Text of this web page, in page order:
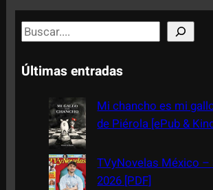
S
e
a
Últimas entradas
Mi chancho es mi
de Piérola [ePub &
TVyNovelas México –
2026 [PDF]